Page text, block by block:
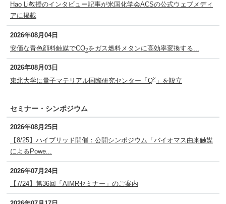
Hao Li教授のインタビュー記事が米国化学会ACSの公式ウェブメディ
アに掲載
2026年08月04日
安価な青色顔料触媒でCO2をガス燃料メタンに高効率変換する...
2026年08月03日
東北大学に量子マテリアル国際研究センター「Q2」を設立
セミナー・シンポジウム
2026年08月25日
【8/25】ハイブリッド開催：公開シンポジウム「バイオマス由来触媒
によるPowe...
2026年07月24日
【7/24】第36回「AIMRセミナー」のご案内